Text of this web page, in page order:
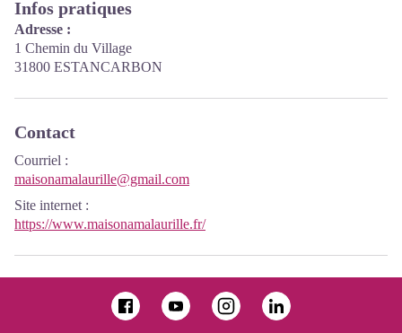
Infos pratiques
Adresse :
1 Chemin du Village
31800 ESTANCARBON
Contact
Courriel :
maisonamalaurille@gmail.com
Site internet :
https://www.maisonamalaurille.fr/